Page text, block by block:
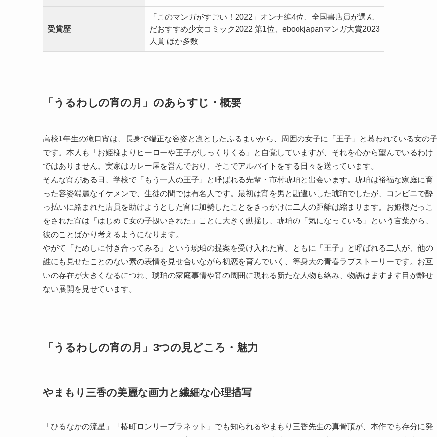
受賞歴
「このマンガがすごい！2022」オンナ編4位、全国書店員が選ん
だおすすめ少女コミック2022 第1位、ebookjapanマンガ大賞2023
大賞 ほか多数
「うるわしの宵の月」のあらすじ・概要
高校1年生の滝口宵は、長身で端正な容姿と凛としたふるまいから、周囲の女子に「王子」と慕われている女の子
です。本人も「お姫様よりヒーローや王子がしっくりくる」と自覚していますが、それを心から望んでいるわけ
ではありません。実家はカレー屋を営んでおり、そこでアルバイトをする日々を送っています。
そんな宵がある日、学校で「もう一人の王子」と呼ばれる先輩・市村琥珀と出会います。琥珀は裕福な家庭に育
った容姿端麗なイケメンで、生徒の間では有名人です。最初は宵を男と勘違いした琥珀でしたが、コンビニで酔
っ払いに絡まれた店員を助けようとした宵に加勢したことをきっかけに二人の距離は縮まります。お姫様だっこ
をされた宵は「はじめて女の子扱いされた」ことに大きく動揺し、琥珀の「気になっている」という言葉から、
彼のことばかり考えるようになります。
やがて「ためしに付き合ってみる」という琥珀の提案を受け入れた宵。ともに「王子」と呼ばれる二人が、他の
誰にも見せたことのない素の表情を見せ合いながら初恋を育んでいく、等身大の青春ラブストーリーです。お互
いの存在が大きくなるにつれ、琥珀の家庭事情や宵の周囲に現れる新たな人物も絡み、物語はますます目が離せ
ない展開を見せています。
「うるわしの宵の月」3つの見どころ・魅力
やまもり三香の美麗な画力と繊細な心理描写
「ひるなかの流星」「椿町ロンリープラネット」でも知られるやまもり三香先生の真骨頂が、本作でも存分に発